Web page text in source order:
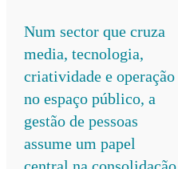
Num sector que cruza
media, tecnologia,
criatividade e operação
no espaço público, a
gestão de pessoas
assume um papel